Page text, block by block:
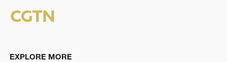
EXPLORE MORE